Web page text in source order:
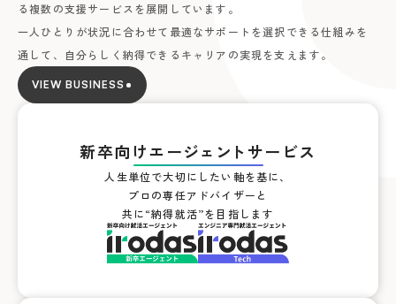
る複数の支援サービスを展開しています。
一人ひとりが状況に合わせて最適なサポートを選択できる仕組みを
通して、自分らしく納得できるキャリアの実現を支えます。
VIEW BUSINESS
新卒向けエージェ ン トサービス
人生単位で大切にしたい軸を基に、
プロの専任アドバイザーと
共に“納得就活”を目指します